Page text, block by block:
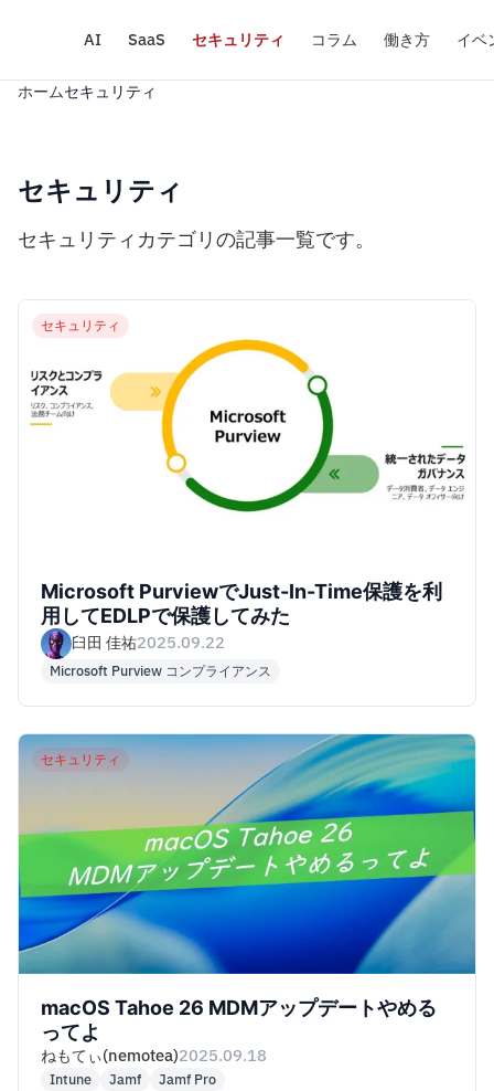
AI SaaS セキュリティ コラム 働き方 イベ
ホームセキュリティ
セキュリティ
セキュリティカテゴリの記事一覧です。
セキュリティ
Microsoft PurviewでJust-In-Time保護を利
用してEDLPで保護してみた
臼田 佳祐2025.09.22
Microsoft Purview コンプライアンス
セキュリティ
macOS Tahoe 26 MDMアップデートやめる
ってよ
ねもてぃ(nemotea)2025.09.18
Intune Jamf Jamf Pro